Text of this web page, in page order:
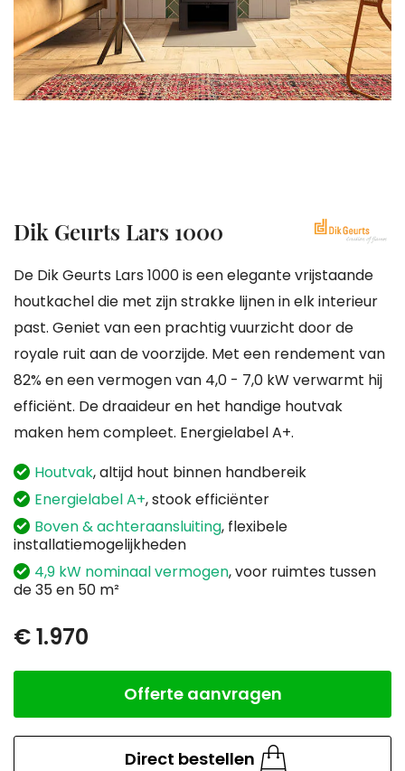
Ga
naar
het
begin
van
de
afbeeldingen-
gallerij
Dik Geurts Lars 1000
De Dik Geurts Lars 1000 is een elegante vrijstaande
houtkachel die met zijn strakke lijnen in elk interieur
past. Geniet van een prachtig vuurzicht door de
royale ruit aan de voorzijde. Met een rendement van
82% en een vermogen van 4,0 - 7,0 kW verwarmt hij
efficiënt. De draaideur en het handige houtvak
maken hem compleet. Energielabel A+.
Houtvak, altijd hout binnen handbereik
Energielabel A+, stook efficiënter
Boven & achteraansluiting, flexibele
installatiemogelijkheden
4,9 kW nominaal vermogen, voor ruimtes tussen
de 35 en 50 m²
€ 1.970
Direct bestellen
Offerte aanvragen